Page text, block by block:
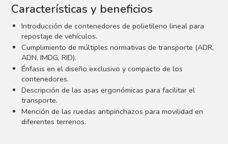
Características y beneficios
Introducción de contenedores de polietileno lineal para
repostaje de vehículos.
Cumplimiento de múltiples normativas de transporte (ADR,
ADN, IMDG, RID).
Énfasis en el diseño exclusivo y compacto de los
contenedores.
Descripción de las asas ergonómicas para facilitar el
transporte.
Mención de las ruedas antipinchazos para movilidad en
diferentes terrenos.